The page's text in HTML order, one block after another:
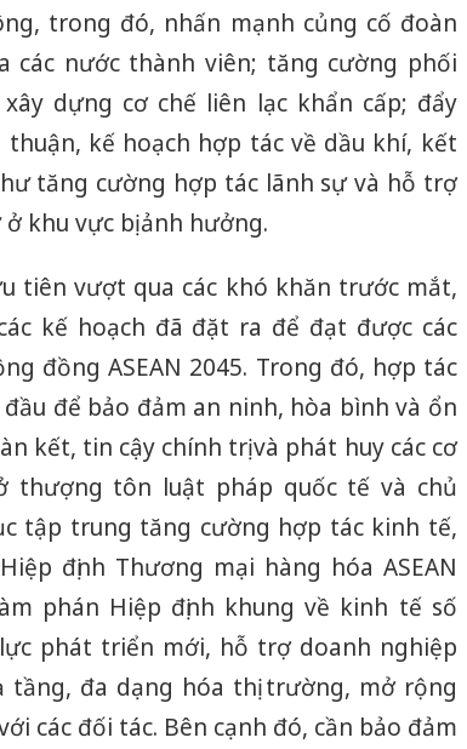
trong đó, nhấn mạnh củng cố đoàn
các nước thành viên; tăng cường phối
dựng cơ chế liên lạc khẩn cấp; đẩy
kế hoạch hợp tác về dầu khí, kết
tăng cường hợp tác lãnh sự và hỗ trợ
khu vực bị ảnh hưởng.
tiên vượt qua các khó khăn trước mắt,
kế hoạch đã đặt ra để đạt được các
đồng ASEAN 2045. Trong đó, hợp tác
để bảo đảm an ninh, hòa bình và ổn
kết, tin cậy chính trị và phát huy các cơ
thượng tôn luật pháp quốc tế và chủ
tập trung tăng cường hợp tác kinh tế,
định Thương mại hàng hóa ASEAN
phán Hiệp định khung về kinh tế số
lực phát triển mới, hỗ trợ doanh nghiệp
đa dạng hóa thị trường, mở rộng
các đối tác. Bên cạnh đó, cần bảo đảm